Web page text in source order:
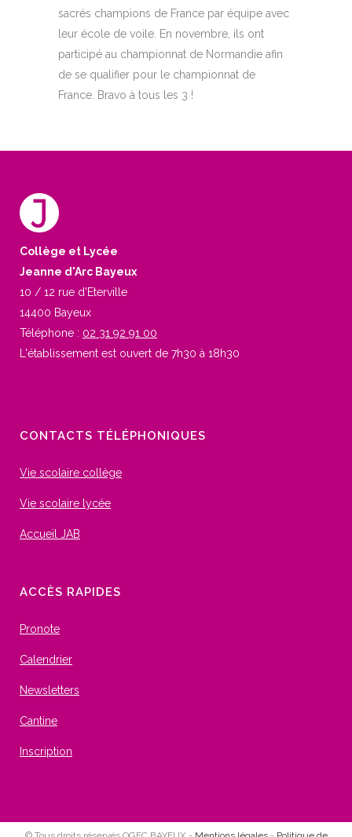
sacrés champions de France par équipe avec
leur école de voile. En novembre, ils ont
participé au championnat de Normandie afin
de se qualifier pour le championnat de
France. Bravo à tous les 3 !
Collège et Lycée
Jeanne d'Arc Bayeux
10 / 12 rue d'Eterville
14400 Bayeux
Téléphone : 02 31 92 91 00
L'établissement est ouvert de 7h30 à 18h30
CONTACTS TÉLÉPHONIQUES
Vie scolaire collège
Vie scolaire lycée
Accueil JAB
ACCÈS RAPIDES
Pronote
Calendrier
Newsletters
Cantine
Inscription